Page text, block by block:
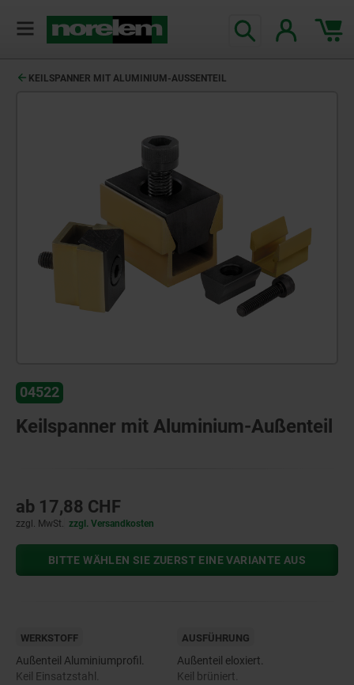
KEILSPANNER MIT ALUMINIUM-AUSSENTEIL
04522
Keilspanner mit Aluminium-Außenteil
ab 17,88 CHF
zzgl. MwSt. zzgl. Versandkosten
BITTE WÄHLEN SIE ZUERST EINE VARIANTE AUS
WERKSTOFF
Außenteil Aluminiumprofil.
Keil Einsatzstahl.
AUSFÜHRUNG
Außenteil eloxiert.
Keil brüniert.